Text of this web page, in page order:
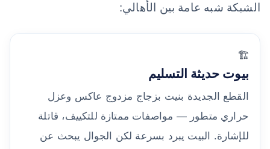
الشبكة شبه عامة بين الأهالي:
🏗️
بيوت حديثة التسليم
القطع الجديدة بنيت بزجاج مزدوج عاكس وعزل
حراري متطور — مواصفات ممتازة للتكييف، قاتلة
للإشارة. البيت يبرد بسرعة لكن الجوال يبحث عن